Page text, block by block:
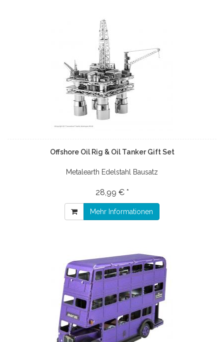
Offshore Oil Rig & Oil Tanker Gift Set
Metalearth Edelstahl Bausatz
28,99 € *
Mehr Informationen